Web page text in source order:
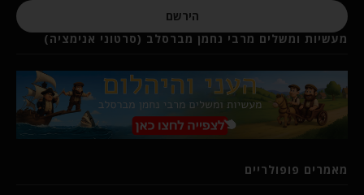
הירשם
מעשיות ומשלים מרבי נחמן מברסלב (סרטוני אנימציה)
מאמרים פופולריים